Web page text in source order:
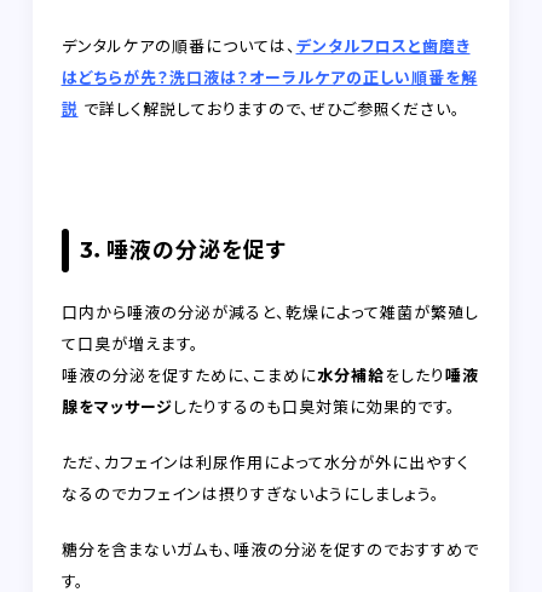
デンタルケアの順番については、 デンタルフロスと歯磨き
はどちらが先？洗口液は？オーラルケアの正しい順番を解
説 で詳しく解説しておりますので、ぜひご参照ください。
3．唾液の分泌を促す
口内から唾液の分泌が減ると、乾燥によって雑菌が繁殖し
て口臭が増えます。
唾液の分泌を促すために、こまめに水分補給をしたり唾液
腺をマッサージしたりするのも口臭対策に効果的です。
ただ、カフェインは利尿作用によって水分が外に出やすく
なるのでカフェインは摂りすぎないようにしましょう。
糖分を含まないガムも、唾液の分泌を促すのでおすすめで
す。